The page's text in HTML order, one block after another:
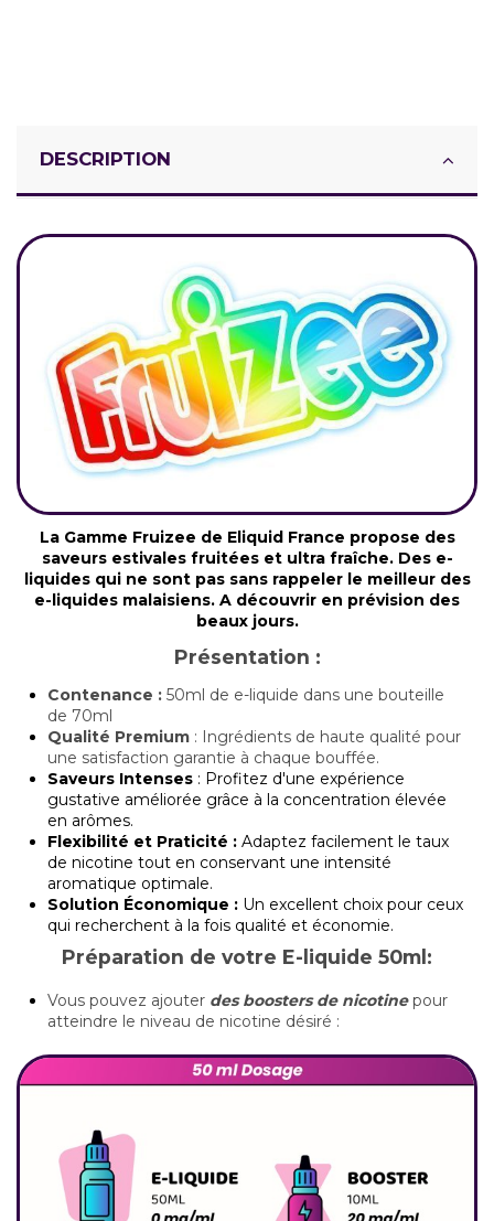
DESCRIPTION
La Gamme Fruizee de Eliquid France propose des
saveurs estivales fruitées et ultra fraîche. Des e-
liquides qui ne sont pas sans rappeler le meilleur des
e-liquides malaisiens. A découvrir en prévision des
beaux jours.
Présentation :
Contenance : 50ml de e-liquide dans une bouteille
de 70ml
Qualité Premium : Ingrédients de haute qualité pour
une satisfaction garantie à chaque bouffée.
Saveurs Intenses : Profitez d'une expérience
gustative améliorée grâce à la concentration élevée
en arômes.
Flexibilité et Praticité : Adaptez facilement le taux
de nicotine tout en conservant une intensité
aromatique optimale.
Solution Économique : Un excellent choix pour ceux
qui recherchent à la fois qualité et économie.
Préparation de votre E-liquide 50ml:
Vous pouvez ajouter des boosters de nicotinepour
atteindre le niveau de nicotine désiré :